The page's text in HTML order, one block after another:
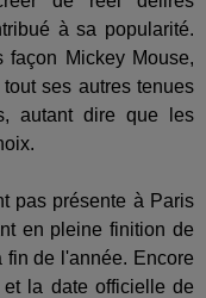
à sa popularité.
façon Mickey Mouse,
ses autres tenues
autant dire que les
pas présente à Paris
en pleine finition de
de l'année. Encore
la date officielle de